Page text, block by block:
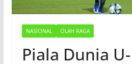
NASIONAL OLAH RAGA
Piala Dunia